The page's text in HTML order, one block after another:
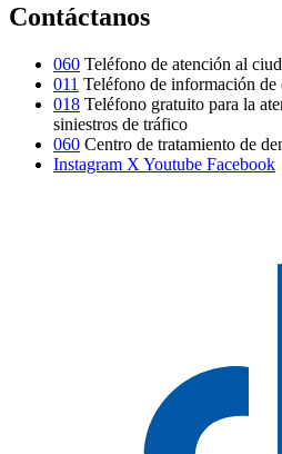
Contáctanos
060 Teléfono de atención al
011 Teléfono de información de
018 Teléfono gratuito para la
siniestros de tráfico
060 Centro de tratamiento de
Instagram X Youtube Facebook